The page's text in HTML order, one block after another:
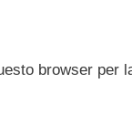
browser per